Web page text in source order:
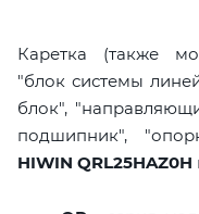
Каретка (также
"блок системы
блок",
подшипник",
HIWIN QRL25HAZ0H